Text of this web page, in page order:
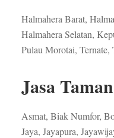
Halmahera Barat,
Halmahera Selatan,
Pulau Morotai, Ternate,
Jasa
Asmat, Biak Numfor,
Jaya, Jayapura,